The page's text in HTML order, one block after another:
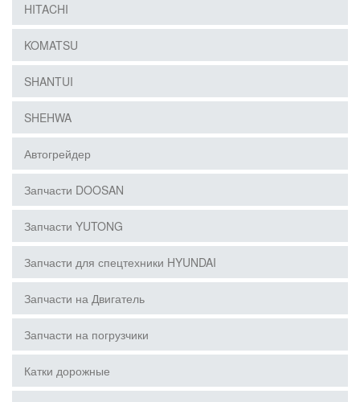
HITACHI
KOMATSU
SHANTUI
SHEHWA
Автогрейдер
Запчасти DOOSAN
Запчасти YUTONG
Запчасти для спецтехники HYUNDAI
Запчасти на Двигатель
Запчасти на погрузчики
Катки дорожные